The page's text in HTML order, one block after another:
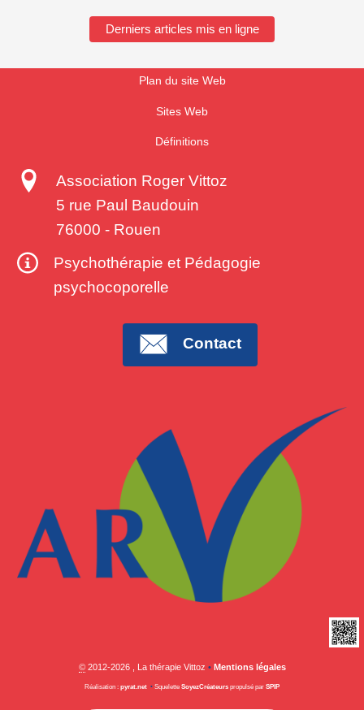
Derniers articles mis en ligne
Plan du site Web
Sites Web
Définitions
Association Roger Vittoz
5 rue Paul Baudouin
76000 - Rouen
Psychothérapie et Pédagogie
psychocoporelle
Contact
©2012-2026 , La thérapie Vittoz • Mentions légales
Réalisation : pyrat.net • Squelette SoyezCréateurs propulsé par SPIP